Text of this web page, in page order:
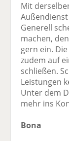
Mit
Generell
machen,
gern ein.
zudem auf
schließen.
Leistungen
Unter dem
mehr ins
Bona